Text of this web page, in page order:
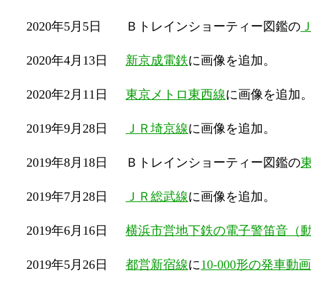
2020年5月5日 Ｂトレインショーティー図鑑の
2020年4月13日 新京成電鉄に画像を追加。
2020年2月11日 東京メトロ東西線に画像を追加
2019年9月28日 ＪＲ埼京線に画像を追加。
2019年8月18日 Ｂトレインショーティー図鑑の
2019年7月28日 ＪＲ総武線に画像を追加。
2019年6月16日 横浜市営地下鉄の電子警笛音（
2019年5月26日 都営新宿線に10-000形の発車動画